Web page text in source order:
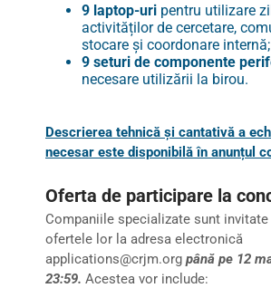
9 laptop-uri pentru utilizare
activităților de cercetare,
stocare și coordonare internă;
9 seturi de componente
necesare utilizării la birou.
Descrierea tehnică și cantativă a
necesar este disponibilă în anunțul
Oferta de participare la
Companiile specializate sunt invitate
ofertele lor la adresa electronică
applications@crjm.org până pe 12
23:59. Acestea vor include: